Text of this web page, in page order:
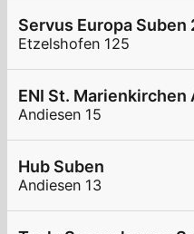
Servus Europa Suben
Etzelshofen 125
ENI St. Marienkirchen
Andiesen 15
Hub Suben
Andiesen 13